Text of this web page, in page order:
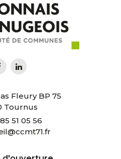
Fleury BP 75
Tournus
51 05 56
@ccmt71.fr